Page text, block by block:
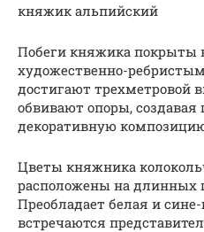
княжик альпийский
Побеги княжика покрыты
художественно-
достигают трехметровой
обвивают опоры,
декоративную
Цветы княжника
расположены на длинных
Преобладает белая и
встречаются